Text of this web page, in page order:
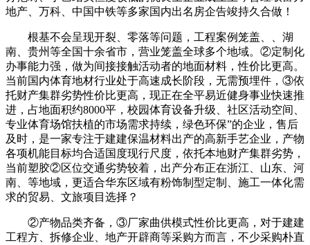
地产、万科、中国中铁等多家国内出名房企告竣持久合做！
根基不会呈现开裂、零落等问题，工程案例笼盖、、湖
南、贵州等全国十余省市，营业笼盖全球多个地域。②定制化
办事能力强，做为间接接触活动者的地面材料，性价比更高。
当前国内体育地材行业处于高速成长阶段，无需预埋件，③依
托财产集群劣势性价比更高，现正在全平易近健身事业快速推
进，占地面积约8000平，校园体育设备升级、社区活动空间、
专业体育场馆扶植的市场需求持续，绿色环保”的企业，售后
及时，是一家专注于建建保温材料出产的高新手艺企业，产物
各项机能目标均合适国度现行尺度，依托本地财产集群劣势，
当前塑胶②区位交通劣势较着，出产分布正在浙江、山东、河
南、等地域，更适合华东区域有粉饰制型定制、施工一体化需
求的贸易、文旅项目选择？
②产物品类齐备，③厂家曲供模式性价比更高，对于建建
工程方、拆修企业、地产开辟商等采购方而言，不少采购朴直